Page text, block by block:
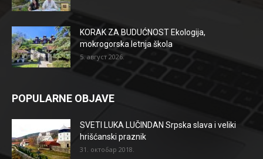
KORAK ZA BUDUĆNOST Ekologija,
mokrogorska letnja škola
5. август 2026.
POPULARNE OBJAVE
SVETI LUKA LUČINDAN Srpska slava i veliki
hrišćanski praznik
31. октобар 2018.